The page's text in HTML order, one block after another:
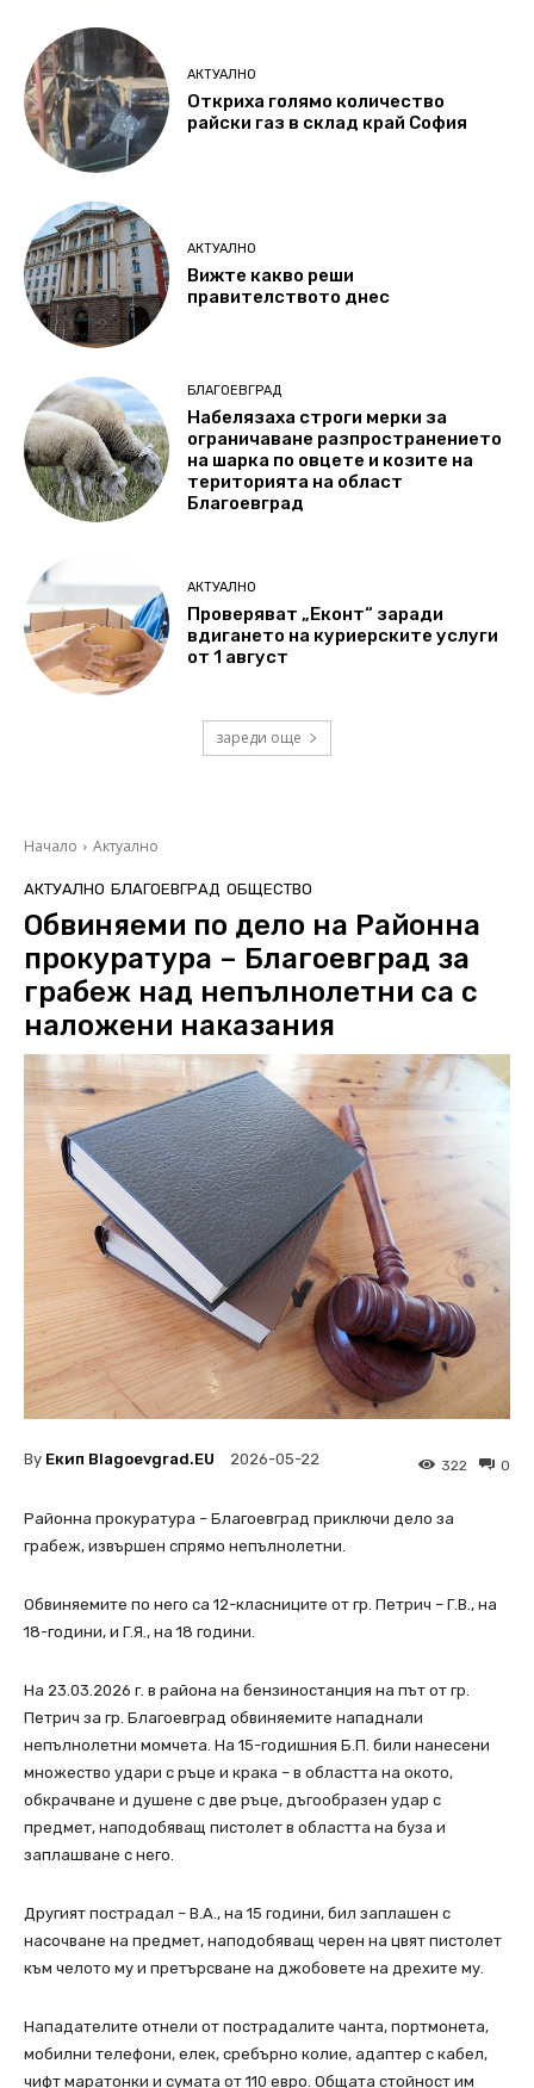
АКТУАЛНО
Откриха голямо количество
райски газ в склад край София
АКТУАЛНО
Вижте какво реши
правителството днес
БЛАГОЕВГРАД
Набелязаха строги мерки за
ограничаване разпространението
на шарка по овцете и козите на
територията на област
Благоевград
АКТУАЛНО
Проверяват „Еконт“ заради
вдигането на куриерските услуги
от 1 август
зареди още